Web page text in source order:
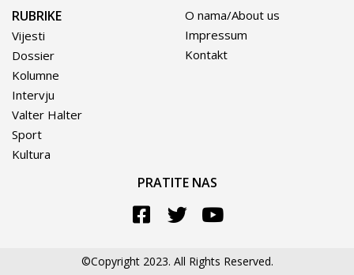
RUBRIKE
Vijesti
Dossier
Kolumne
Intervju
Valter Halter
Sport
Kultura
O nama/About us
Impressum
Kontakt
PRATITE NAS
©Copyright 2023. All Rights Reserved.